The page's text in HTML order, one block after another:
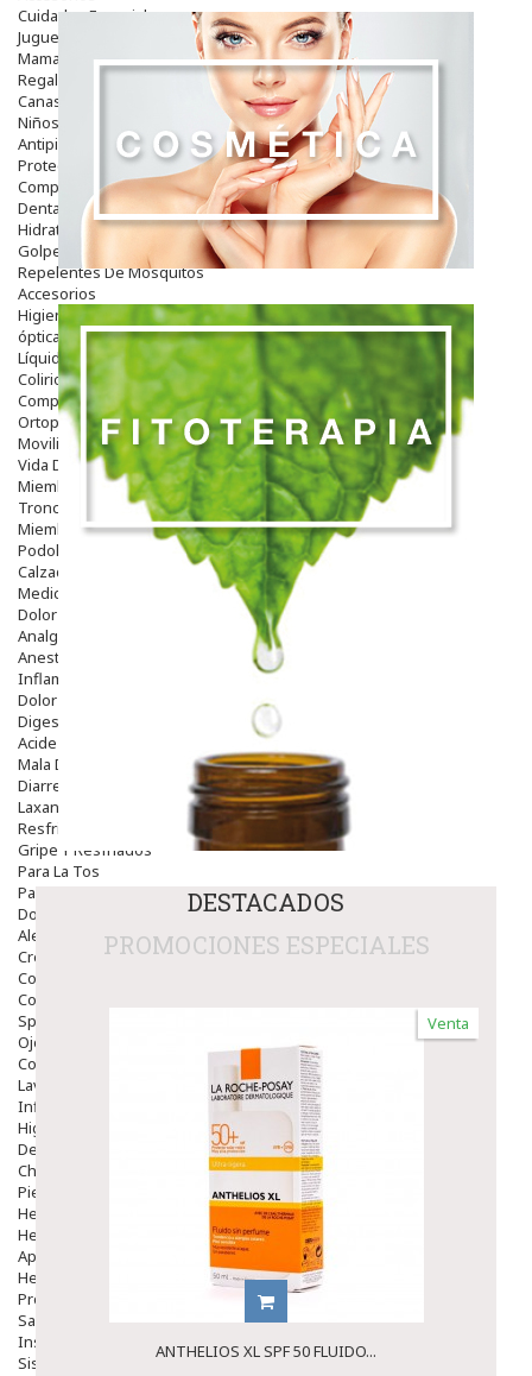
Cuidados Especiales
Juguetes
Mama
Regalos
Canastilla
Niños
Antipiojos
Protección Solar
Complementos Alimentarios
Dentales
Hidratantes
Golpes Y Hematomas
Repelentes De Mosquitos
Accesorios
Higiene
óptica
Líquidos Lentillas
Colirios
Complementos Alimentarios.
Ortopedia - Accesorios
Movilidad
Vida Diaria
Miembro Superior
Tronco
Miembro Inferior
Podología
Calzado
Medicamentos
Dolor E Inflamación
Analgésicos
Anestésicos
Inflamación Articulaciones
Dolor Muscular / Articular
Digestivo
Acidez, Gases Y Ardores
Mala Digestion
Diarrea / Estreñimiento / Vómitos
Laxantes
Resfriados
Gripe Y Resfriados
Para La Tos
Para Descongestionar La Nariz
Dolor De Garganta
Alergias Y Picaduras
Cremas
Comprimidos
Colirios
Sprays
Ojos Y Oidos
Congestión
Lavado Ojos
Inflamación Del Oido (otitis)
Higiene Oido
Deshabituación Tabaquismo
Chicles
Piel
Herpes Y Hongos
Heridas Y úlceras
Aparato Genital
Hemorroides
Protectores Y Emolientes
Salud
Insomnio
Sistema Nervioso
DESTACADOS
PROMOCIONES ESPECIALES
Venta
ANTHELIOS XL SPF 50 FLUIDO...